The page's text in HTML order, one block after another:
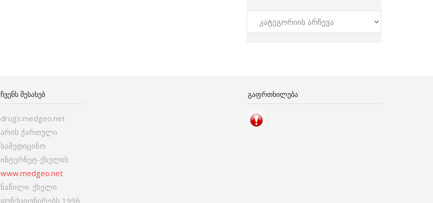
კატეგორიები
ᲩᲕᲔᲜᲡ ᲨᲔᲡᲐᲮᲔᲑ
drugs.medgeo.net
არის ქართული
სამედიცინო
ინტერნეტ-ქსელის
www.medgeo.net
ნაწილი. ქსელი
ფუნქციონირებს 1996
ᲒᲐᲤᲠᲗᲮᲘᲚᲔᲑᲐ